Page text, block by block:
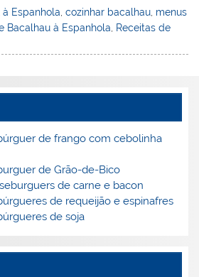
itt
er
ai
l
h
o
o
l
t
ar
e
à Espanhola ,cozinhar bacalhau menus
Bacalhau à Espanhola Receitas de
de frango com cebolinha
de Grão-de-Bico
de carne e bacon
de requeijão e espinafres
de soja